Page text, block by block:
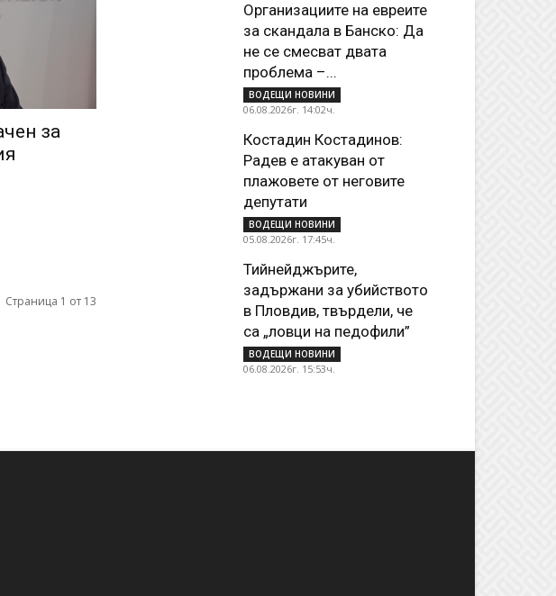
за
Страница 1 от 13
Организациите на евреите
за скандала в Банско: Да
не се смесват двата
проблема –...
ВОДЕЩИ НОВИНИ
06.08.2026г. 14:02ч.
Костадин Костадинов:
Радев е атакуван от
плажoвете от неговите
депутати
ВОДЕЩИ НОВИНИ
05.08.2026г. 17:45ч.
Тийнейджърите,
задържани за убийството
в Пловдив, твърдели, че
са „ловци на педофили”
ВОДЕЩИ НОВИНИ
06.08.2026г. 15:53ч.